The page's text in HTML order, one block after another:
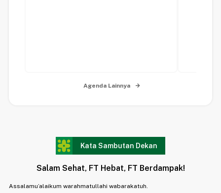
Agenda Lainnya
Kata Sambutan Dekan
Salam Sehat, FT Hebat, FT Berdampak!
Assalamu’alaikum warahmatullahi wabarakatuh.